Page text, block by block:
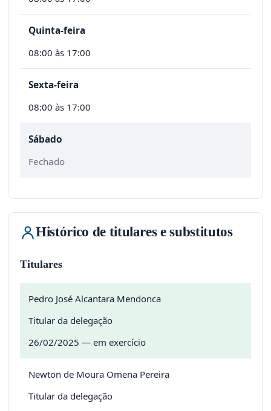
Quinta-feira
08:00 às 17:00
Sexta-feira
08:00 às 17:00
Sábado
Fechado
Histórico de titulares e substitutos
Titulares
Pedro José Alcantara Mendonca
Titular da delegação
26/02/2025 — em exercício
Newton de Moura Omena Pereira
Titular da delegação